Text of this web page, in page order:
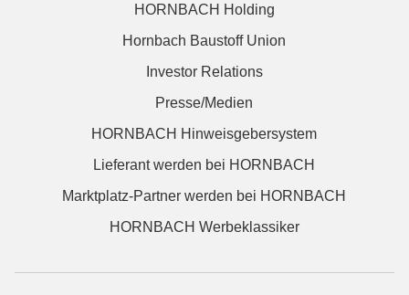
HORNBACH Holding
Hornbach Baustoff Union
Investor Relations
Presse/Medien
HORNBACH Hinweisgebersystem
Lieferant werden bei HORNBACH
Marktplatz-Partner werden bei HORNBACH
HORNBACH Werbeklassiker